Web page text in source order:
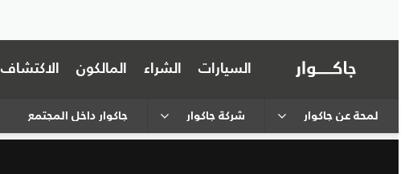
السيارات الشراء المالكون الاكتشاف
لمحة عن جاكوار شركة جاكوار جاكوار داخل المجتمع